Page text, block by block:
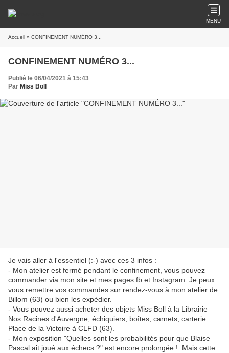
MENU
Accueil » CONFINEMENT NUMÉRO 3...
CONFINEMENT NUMÉRO 3...
Publié le 06/04/2021 à 15:43
Par Miss Boll
Je vais aller à l'essentiel (:-) avec ces 3 infos :
- Mon atelier est fermé pendant le confinement, vous pouvez
commander via mon site et mes pages fb et Instagram. Je peux
vous remettre vos commandes sur rendez-vous à mon atelier de
Billom (63) ou bien les expédier.
- Vous pouvez aussi acheter des objets Miss Boll à la Librairie
Nos Racines d'Auvergne, échiquiers, boîtes, carnets, carterie...
Place de la Victoire à CLFD (63).
- Mon exposition "Quelles sont les probabilités pour que Blaise
Pascal ait joué aux échecs ?" est encore prolongée ! Mais cette